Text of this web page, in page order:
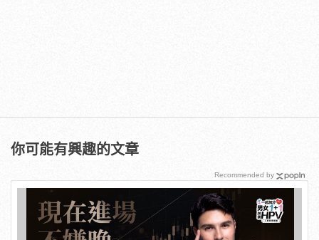
你可能有興趣的文章
Recommended by